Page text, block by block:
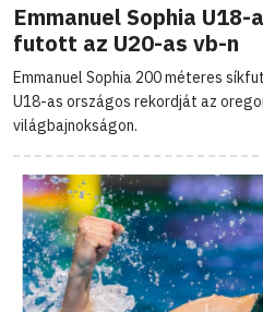
Emmanuel Sophia
futott az U20-as vb-n
Emmanuel Sophia 200 méteres
U18-as országos rekordját az
világbajnokságon.